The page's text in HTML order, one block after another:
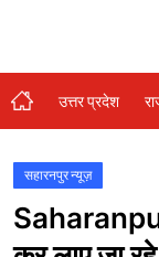
विशेष स्टोरी
अजब गजब
कृषि
नई दिल्ली
उत्तर प्रदेश
सहारनपुर न्यूज़